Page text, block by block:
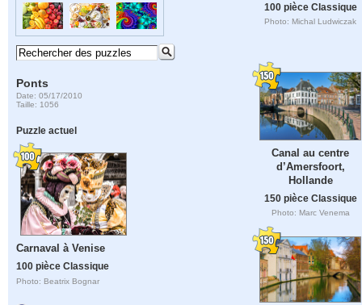
Ponts
Date: 05/17/2010
Taille: 1056
Puzzle actuel
Carnaval à Venise
100 pièce Classique
Photo: Beatrix Bognar
100 pièce Classique
Photo: Michal Ludwiczak
Canal au centre
d’Amersfoort,
Hollande
150 pièce Classique
Photo: Marc Venema